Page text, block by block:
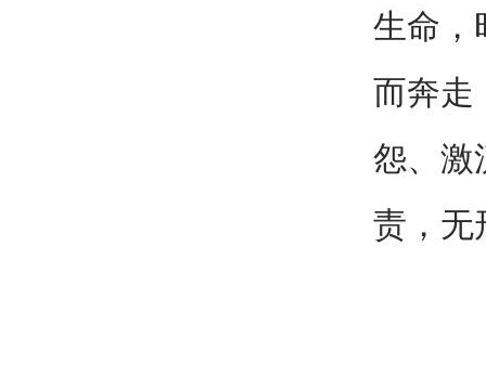
生命，
而奔
怨、激
责，无